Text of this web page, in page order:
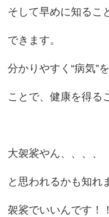
そして早めに知るこ
できます。
分かりやすく“病気”
ことで、健康を得る
大袈裟やん、、、、
と思われるかも知れ
袈裟でいいんです！！